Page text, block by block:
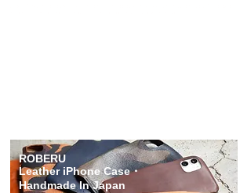
ROBERU
Leather iPhone Case・
Handmade In Japan